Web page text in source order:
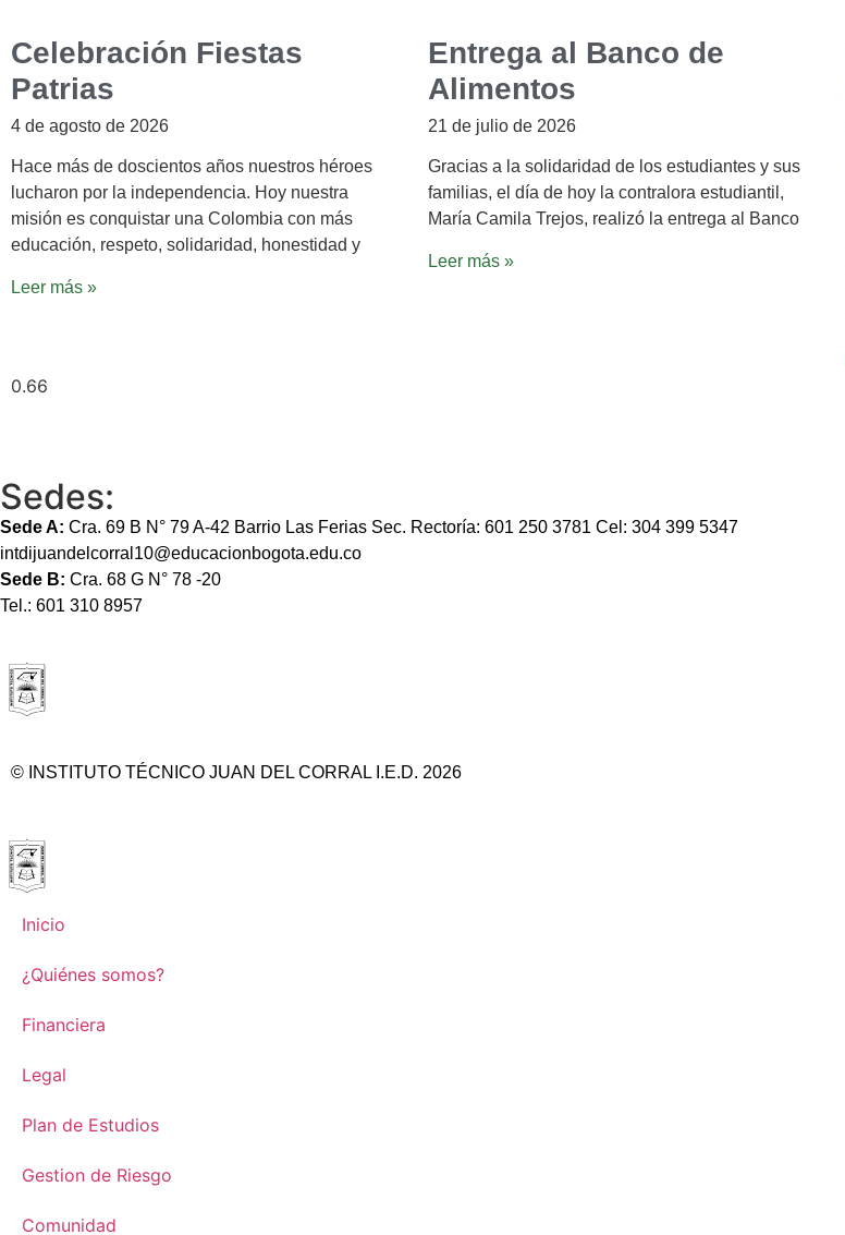
Celebración Fiestas
Patrias
4 de agosto de 2026
Hace más de doscientos años nuestros héroes
lucharon por la independencia. Hoy nuestra
misión es conquistar una Colombia con más
educación, respeto, solidaridad, honestidad y
Leer más »
Entrega al Banco de
Alimentos
21 de julio de 2026
Gracias a la solidaridad de los estudiantes y sus
familias, el día de hoy la contralora estudiantil,
María Camila Trejos, realizó la entrega al Banco
Leer más »
Sedes:
Sede A: Cra. 69 B N° 79 A-42 Barrio Las Ferias Sec. Rectoría: 601 250 3781 Cel: 304 399 5347
intdijuandelcorral10@educacionbogota.edu.co
Sede B: Cra. 68 G N° 78 -20
Tel.: 601 310 8957
© INSTITUTO TÉCNICO JUAN DEL CORRAL I.E.D. 2026
Inicio
¿Quiénes somos?
Financiera
Legal
Plan de Estudios
Gestion de Riesgo
Comunidad